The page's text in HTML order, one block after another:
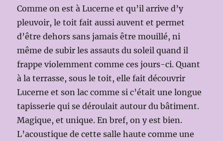
Comme on est à Lucerne et qu’il arrive d’y
pleuvoir, le toit fait aussi auvent et permet
d’être dehors sans jamais être mouillé, ni
même de subir les assauts du soleil quand il
frappe violemment comme ces jours-ci. Quant
à la terrasse, sous le toit, elle fait découvrir
Lucerne et son lac comme si c’était une longue
tapisserie qui se déroulait autour du bâtiment.
Magique, et unique. En bref, on y est bien.
L’acoustique de cette salle haute comme une